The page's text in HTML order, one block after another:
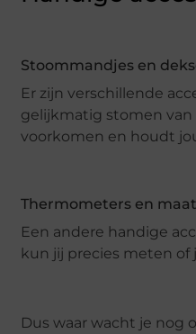
Stoommandjes en
Er zijn verschillende
gelijkmatig stomen
voorkomen en houdt
Thermometers en
Een andere handige
kun jij precies meten
Dus waar wacht je nog